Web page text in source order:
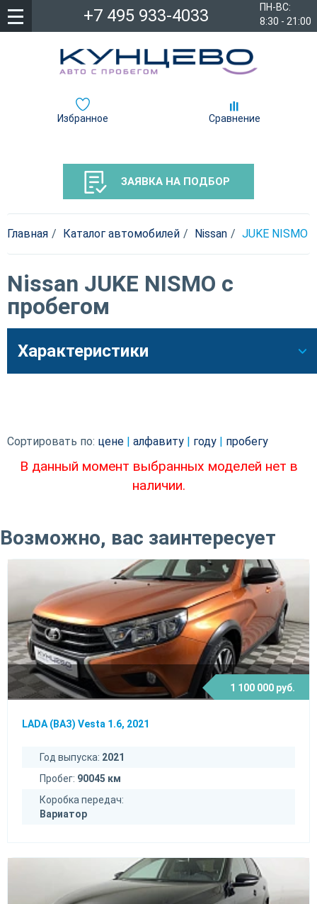
ПН-ВС:
8:30 - 21:00
+7 495 933-4033
Избранное Сравнение
ЗАЯВКА НА ПОДБОР
Главная Каталог автомобилей Nissan JUKE NISMO
Nissan JUKE NISMO с
пробегом
Характеристики
Сортировать по: цене алфавиту году пробегу
В данный момент выбранных моделей нет в
наличии.
Возможно, вас заинтересует
1 100 000 руб.
LADA (ВАЗ) Vesta 1.6, 2021
Год выпуска: 2021
Пробег: 90045 км
Коробка передач:
Вариатор